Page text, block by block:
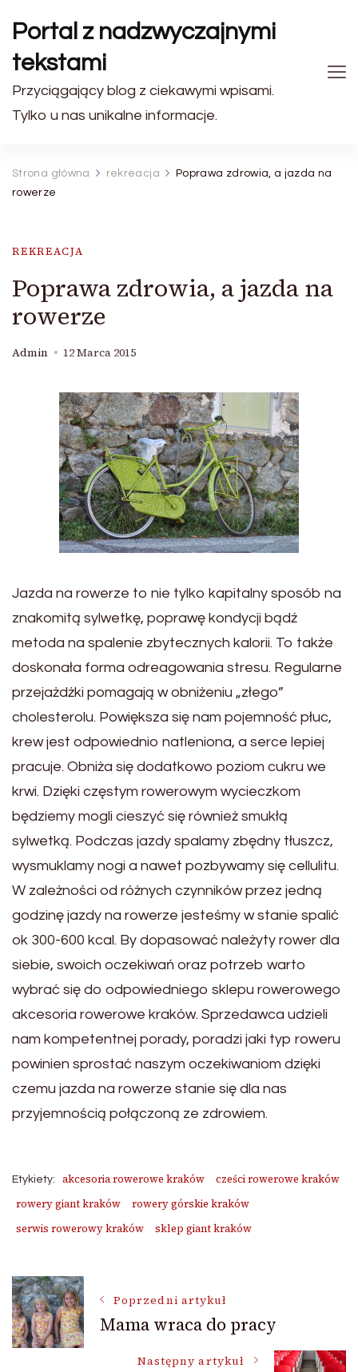
Portal z nadzwyczajnymi
tekstami
Przyciągający blog z ciekawymi wpisami.
Tylko u nas unikalne informacje.
Strona główna rekreacja
Poprawa zdrowia, a jazda na
rowerze
REKREACJA
Poprawa zdrowia, a jazda na
rowerze
Admin 12 Marca 2015
Jazda na rowerze to nie tylko kapitalny sposób na
znakomitą sylwetkę, poprawę kondycji bądź
metoda na spalenie zbytecznych kalorii. To także
doskonała forma odreagowania stresu. Regularne
przejażdżki pomagają w obniżeniu „złego”
cholesterolu. Powiększa się nam pojemność płuc,
krew jest odpowiednio natleniona, a serce lepiej
pracuje. Obniża się dodatkowo poziom cukru we
krwi. Dzięki częstym rowerowym wycieczkom
będziemy mogli cieszyć się również smukłą
sylwetką. Podczas jazdy spalamy zbędny tłuszcz,
wysmuklamy nogi a nawet pozbywamy się cellulitu.
W zależności od różnych czynników przez jedną
godzinę jazdy na rowerze jesteśmy w stanie spalić
ok 300-600 kcal. By dopasować należyty rower dla
siebie, swoich oczekiwań oraz potrzeb warto
wybrać się do odpowiedniego sklepu rowerowego
akcesoria rowerowe kraków. Sprzedawca udzieli
nam kompetentnej porady, poradzi jaki typ roweru
powinien sprostać naszym oczekiwaniom dzięki
czemu jazda na rowerze stanie się dla nas
przyjemnością połączoną ze zdrowiem.
Etykiety: akcesoria rowerowe kraków
cześci rowerowe kraków
rowery giant kraków
rowery górskie kraków
serwis rowerowy kraków
sklep giant kraków
Nawigacja
wpisu
Poprzedni artykuł
Mama wraca do pracy
Następny artykuł